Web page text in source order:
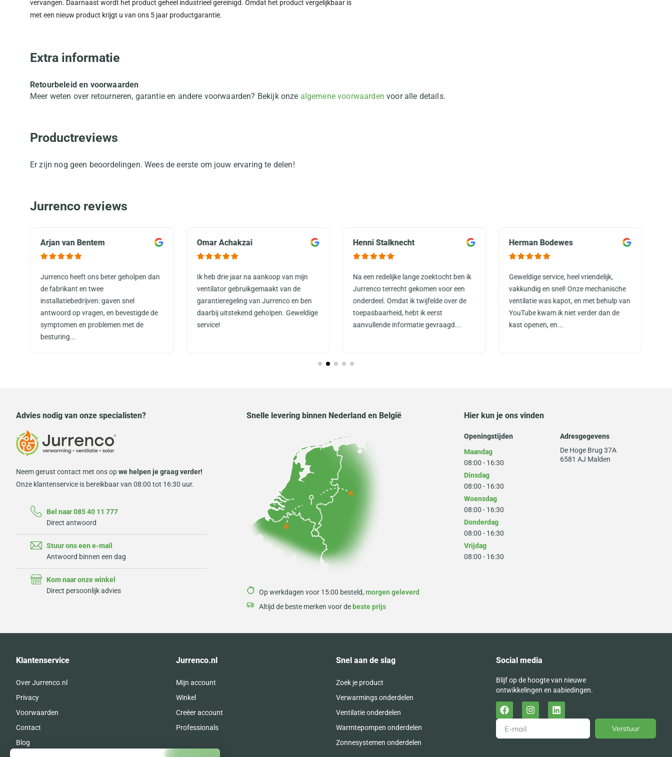
vervangen. Daarnaast wordt het product geheel industrieel gereinigd. Omdat het product vergelijkbaar is
met een nieuw product krijgt u van ons 5 jaar productgarantie.
Extra informatie
Retourbeleid en voorwaarden
Meer weten over retourneren, garantie en andere voorwaarden? Bekijk onze algemene voorwaarden voor alle details.
Productreviews
Er zijn nog geen beoordelingen. Wees de eerste om jouw ervaring te delen!
Jurrenco reviews
Arjan van Bentem
Jurrenco heeft ons beter geholpen dan
de fabrikant en twee
installatiebedrijven: gaven snel
antwoord op vragen, en bevestigde de
symptomen en problemen met de
besturing...
Omar Achakzai
Ik heb drie jaar na aankoop van mijn
ventilator gebruikgemaakt van de
garantieregeling van Jurrenco en ben
daarbij uitstekend geholpen. Geweldige
service!
Henni Stalknecht
Na een redelijke lange zoektocht ben ik
Jurrenco terrecht gekomen voor een
onderdeel. Omdat ik twijfelde over de
toepasbaarheid, hebt ik eerst
aanvullende informatie gevraagd...
Herman Bodewes
Geweldige service, heel vriendelijk,
vakkundig en snel! Onze mechanische
ventilatie was kapot, en met behulp van
YouTube kwam ik niet verder dan de
kast openen, en...
Advies nodig van onze specialisten?
Neem gerust contact met ons opwe helpen je graag verder!
Onze klantenservice is bereikbaar van 08:00 tot 16:30 uur.
Bel naar 085 40 11 777
Direct antwoord
Stuur ons een e-mail
Antwoord binnen een dag
Kom naar onze winkel
Direct persoonlijk advies
Snelle levering binnen Nederland en België
Op werkdagen voor 15:00 besteld, morgen geleverd
Altijd de beste merken voor de beste prijs
Hier kun je ons vinden
Openingstijden
Maandag
08:00 - 16:30
Dinsdag
08:00 - 16:30
Woensdag
08:00 - 16:30
Donderdag
08:00 - 16:30
Vrijdag
08:00 - 16:30
Adresgegevens
De Hoge Brug 37A
6581 AJ Malden
Klantenservice
Over Jurrenco.nl
Privacy
Voorwaarden
Contact
Blog
Jurrenco.nl
Mijn account
Winkel
Creëer account
Professionals
Snel aan de slag
Zoek je product
Verwarmings onderdelen
Ventilatie onderdelen
Warmtepompen onderdelen
Zonnesystemen onderdelen
Social media
Blijf op de hoogte van nieuwe
ontwikkelingen en aabiedingen.
Verstuur